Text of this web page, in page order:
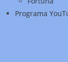
Programa